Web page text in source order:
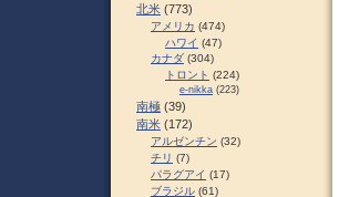
北米 (773)
アメリカ (474)
ハワイ (47)
カナダ (304)
トロント (224)
e-nikka (223)
南極 (39)
南米 (172)
アルゼンチン (32)
チリ (7)
パラグアイ (17)
ブラジル (61)